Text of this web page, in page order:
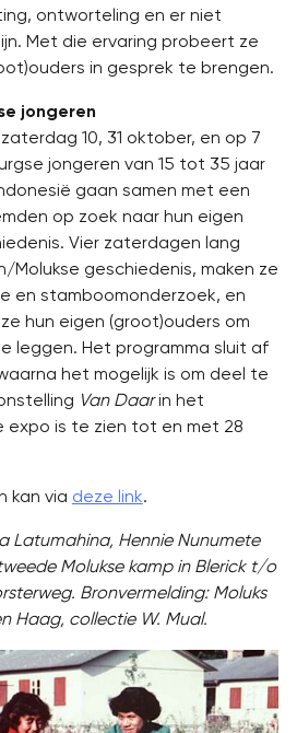
ontworteling en er niet
Met die ervaring probeert ze
in gesprek te brengen.
jongeren
10, 31 oktober, en op 7
jongeren van 15 tot 35 jaar
gaan samen met een
op zoek naar hun eigen
Vier zaterdagen lang
Molukse geschiedenis, maken ze
en stamboomonderzoek, en
hun eigen (groot)ouders om
leggen. Het programma sluit af
het mogelijk is om deel te
Van Daarin het
expo is te zien tot en met 28
kan via deze link.
Latumahina, Hennie Nunumete
Molukse kamp in Blerick t/o
Bronvermelding: Moluks
Haag, collectie W. Mual.